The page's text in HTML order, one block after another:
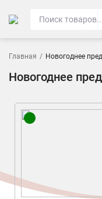
Главная / Новогоднее
Новогоднее